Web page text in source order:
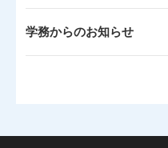
学務からのお知らせ